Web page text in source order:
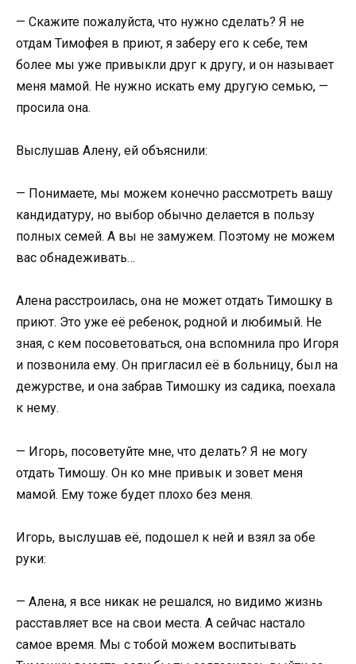
— Скажите пожалуйста, что нужно сделать? Я не
отдам Тимофея в приют, я заберу его к себе, тем
более мы уже привыкли друг к другу, и он называет
меня мамой. Не нужно искать ему другую семью, —
просила она.
Выслушав Алену, ей объяснили:
— Понимаете, мы можем конечно рассмотреть вашу
кандидатуру, но выбор обычно делается в пользу
полных семей. А вы не замужем. Поэтому не можем
вас обнадеживать…
Алена расстроилась, она не может отдать Тимошку в
приют. Это уже её ребенок, родной и любимый. Не
зная, с кем посоветоваться, она вспомнила про Игоря
и позвонила ему. Он пригласил её в больницу, был на
дежурстве, и она забрав Тимошку из садика, поехала
к нему.
— Игорь, посоветуйте мне, что делать? Я не могу
отдать Тимошу. Он ко мне привык и зовет меня
мамой. Ему тоже будет плохо без меня.
Игорь, выслушав её, подошел к ней и взял за обе
руки:
— Алена, я все никак не решался, но видимо жизнь
расставляет все на свои места. А сейчас настало
самое время. Мы с тобой можем воспитывать